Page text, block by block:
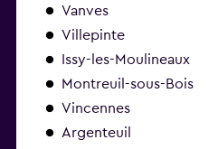
Vanves
Villepinte
Issy-les-Moulineaux
Montreuil-sous-Bois
Vincennes
Argenteuil